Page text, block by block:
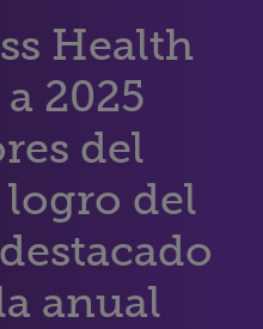
e
c
c
o
n
d
Health
2025
del
del
anual